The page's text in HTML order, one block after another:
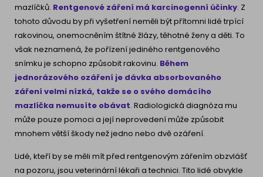
mazlíčků. Rentgenové záření má karcinogenní účinky. Z
tohoto důvodu by při vyšetření neměli být přítomni lidé trpící
rakovinou, onemocněním štítné žlázy, těhotné ženy a děti. To
však neznamená, že pořízení jediného rentgenového
snímku je schopno způsobit rakovinu. Během
jednorázového ozáření je dávka absorbovaného
záření velmi nízká, takže se o svého domácího
mazlíčka nemusíte obávat. Radiologická diagnóza mu
může pouze pomoci a její neprovedení může způsobit
mnohem větší škody než jedno nebo dvě ozáření.
Lidé, kteří by se měli mít před rentgenovým zářením obzvlášť
na pozoru, jsou veterinární lékaři a technici. Tito lidé obvykle